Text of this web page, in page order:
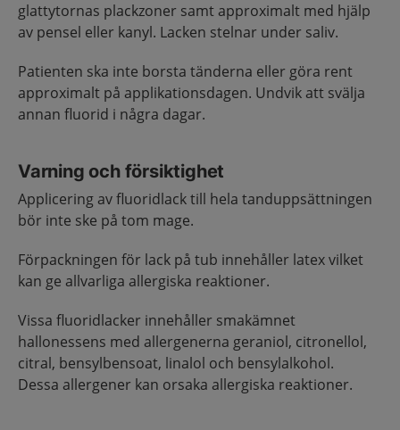
glattytornas plackzoner samt approximalt med hjälp
av pensel eller kanyl. Lacken stelnar under saliv.
Patienten ska inte borsta tänderna eller göra rent
approximalt på applikationsdagen. Undvik att svälja
annan fluorid i några dagar.
Varning och försiktighet
Applicering av fluoridlack till hela tanduppsättningen
bör inte ske på tom mage.
Förpackningen för lack på tub innehåller latex vilket
kan ge allvarliga allergiska reaktioner.
Vissa fluoridlacker innehåller smakämnet
hallonessens med allergenerna geraniol, citronellol,
citral, bensylbensoat, linalol och bensylalkohol.
Dessa allergener kan orsaka allergiska reaktioner.